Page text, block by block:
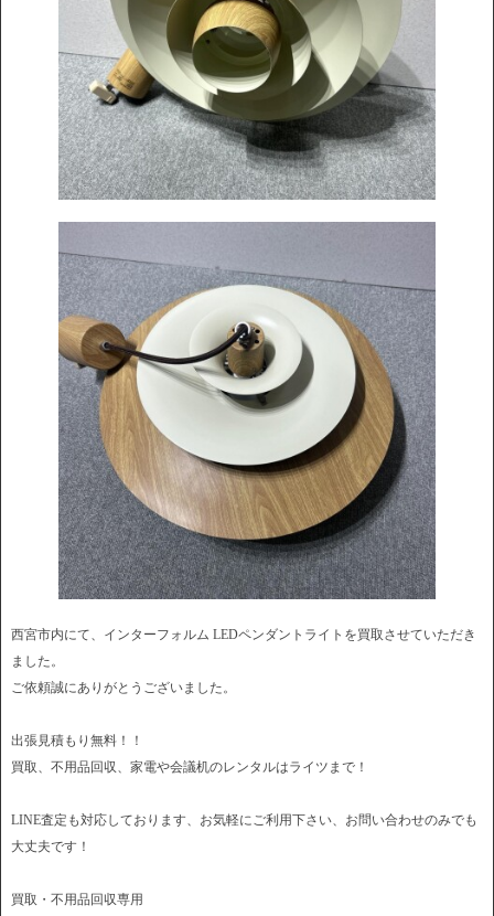
西宮市内にて、インターフォルム LEDペンダントライトを買取させていただき
ました。
ご依頼誠にありがとうございました。
出張見積もり無料！！
買取、不用品回収、家電や会議机のレンタルはライツまで！
LINE査定も対応しております、お気軽にご利用下さい、お問い合わせのみでも
大丈夫です！
買取・不用品回収専用